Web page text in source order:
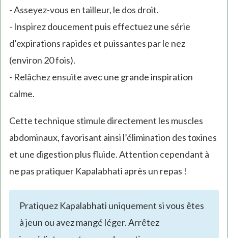
- Asseyez-vous en tailleur, le dos droit.
- Inspirez doucement puis effectuez une série
d’expirations rapides et puissantes par le nez
(environ 20 fois).
- Relâchez ensuite avec une grande inspiration
calme.
Cette technique stimule directement les muscles
abdominaux, favorisant ainsi l’élimination des toxines
et une digestion plus fluide. Attention cependant à
ne pas pratiquer Kapalabhati après un repas !
Pratiquez Kapalabhati uniquement si vous êtes
à jeun ou avez mangé léger. Arrêtez